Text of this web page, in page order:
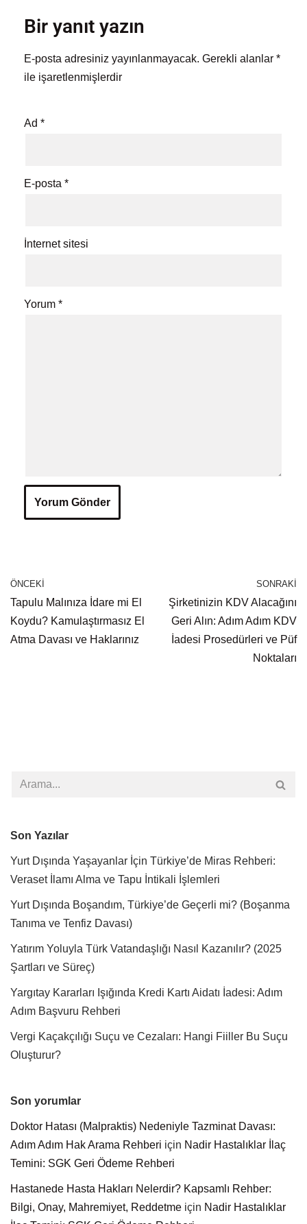
Bir yanıt yazın
E-posta adresiniz yayınlanmayacak. Gerekli alanlar *
ile işaretlenmişlerdir
Ad *
E-posta *
İnternet sitesi
Yorum *
ÖNCEKI
Tapulu Malınıza İdare mi El
Koydu? Kamulaştırmasız El
Atma Davası ve Haklarınız
SONRAKI
Şirketinizin KDV Alacağını
Geri Alın: Adım Adım KDV
İadesi Prosedürleri ve Püf
Noktaları
Son Yazılar
Yurt Dışında Yaşayanlar İçin Türkiye’de Miras Rehberi:
Veraset İlamı Alma ve Tapu İntikali İşlemleri
Yurt Dışında Boşandım, Türkiye’de Geçerli mi? (Boşanma
Tanıma ve Tenfiz Davası)
Yatırım Yoluyla Türk Vatandaşlığı Nasıl Kazanılır? (2025
Şartları ve Süreç)
Yargıtay Kararları Işığında Kredi Kartı Aidatı İadesi: Adım
Adım Başvuru Rehberi
Vergi Kaçakçılığı Suçu ve Cezaları: Hangi Fiiller Bu Suçu
Oluşturur?
Son yorumlar
Doktor Hatası (Malpraktis) Nedeniyle Tazminat Davası:
Adım Adım Hak Arama Rehberi için Nadir Hastalıklar İlaç
Temini: SGK Geri Ödeme Rehberi
Hastanede Hasta Hakları Nelerdir? Kapsamlı Rehber:
Bilgi, Onay, Mahremiyet, Reddetme için Nadir Hastalıklar